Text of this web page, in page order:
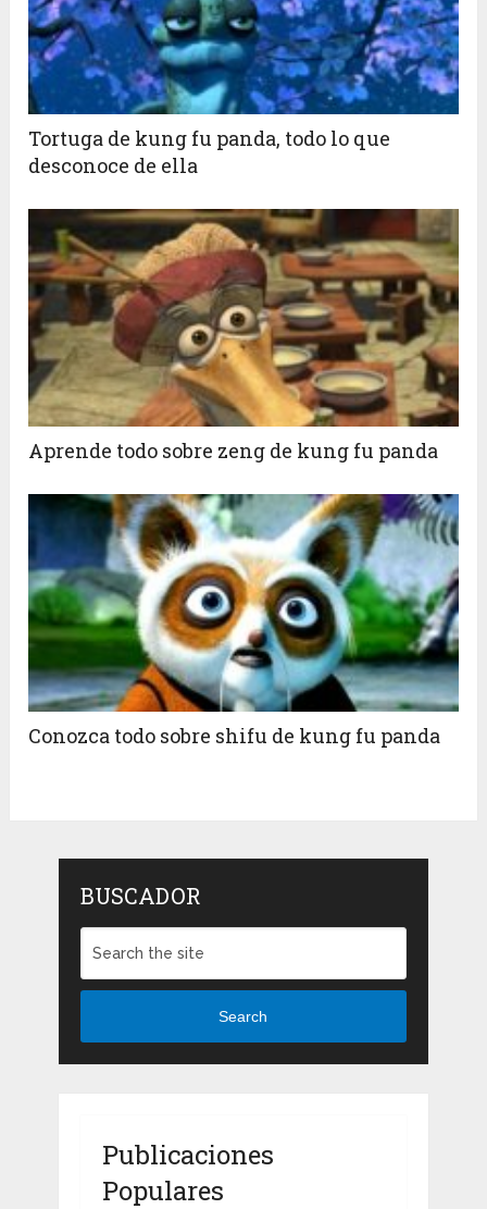
Tortuga de kung fu panda, todo lo que
desconoce de ella
Aprende todo sobre zeng de kung fu panda
Conozca todo sobre shifu de kung fu panda
BUSCADOR
Search
Publicaciones
Populares